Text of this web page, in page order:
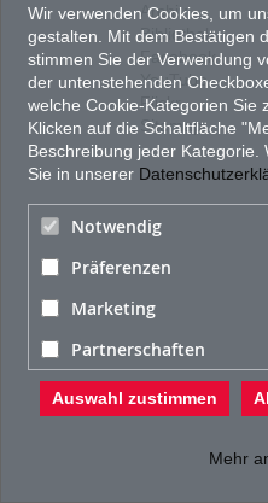
Wir verwenden Cookies, um
gestalten. Mit dem Bestätigen
stimmen Sie der Verwendung
der untenstehenden
welche Cookie-Kategorien Sie
Klicken auf die Schaltfläche
Beschreibung jeder
Sie in unserer
Notwendig
Präferenzen
Marketing
Partnerschaften
Auswahl zustimmen
Mehr
Archiv
Bibliothek
Facebook
YouTube
Flickr
Sitemap